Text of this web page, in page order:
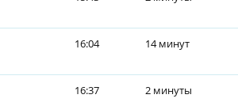
16:04 14 минут
16:37 2 минуты